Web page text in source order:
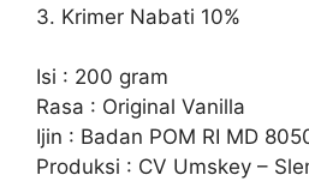
3. Krimer Nabati 10%
Isi : 200 gram
Rasa : Original Vanilla
Ijin : Badan POM RI MD
Produksi : CV Umskey –